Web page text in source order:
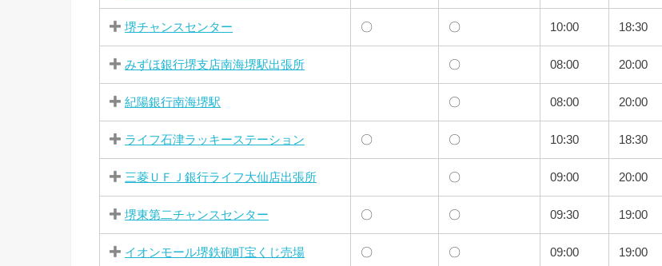
堺チャンスセンター 〇 〇 10:00 18:30
みずほ銀行堺支店南海堺駅出張所 〇 08:00 20:00
紀陽銀行南海堺駅 〇 08:00 20:00
ライフ石津ラッキーステーション 〇 〇 10:30 18:30
三菱ＵＦＪ銀行ライフ大仙店出張所 〇 09:00 20:00
堺東第二チャンスセンター 〇 〇 09:30 19:00
イオンモール堺鉄砲町宝くじ売場 〇 〇 09:00 19:00